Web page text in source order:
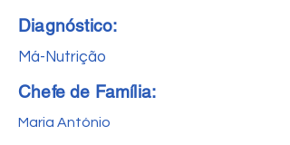
Diagnóstico:
Má-Nutrição
Chefe de Família:
Maria António